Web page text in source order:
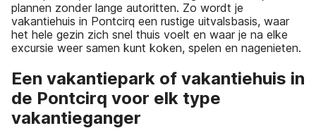
plannen zonder lange autoritten. Zo wordt je
vakantiehuis in Pontcirq een rustige uitvalsbasis, waar
het hele gezin zich snel thuis voelt en waar je na elke
excursie weer samen kunt koken, spelen en nagenieten.
Een vakantiepark of vakantiehuis in
de Pontcirq voor elk type
vakantieganger